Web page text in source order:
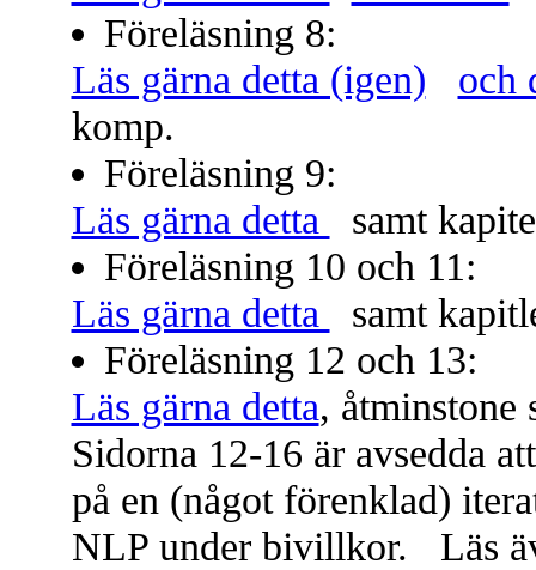
Föreläsning 8:
Läs gärna detta (igen)
och
komp.
Föreläsning 9:
Läs gärna detta
samt
Föreläsning 10 och 11:
Läs gärna detta
samt
Föreläsning 12 och 13:
Läs gärna detta, åtminstone
Sidorna 12-16 är avsedda
på en (något förenklad)
NLP under bivillkor. Läs